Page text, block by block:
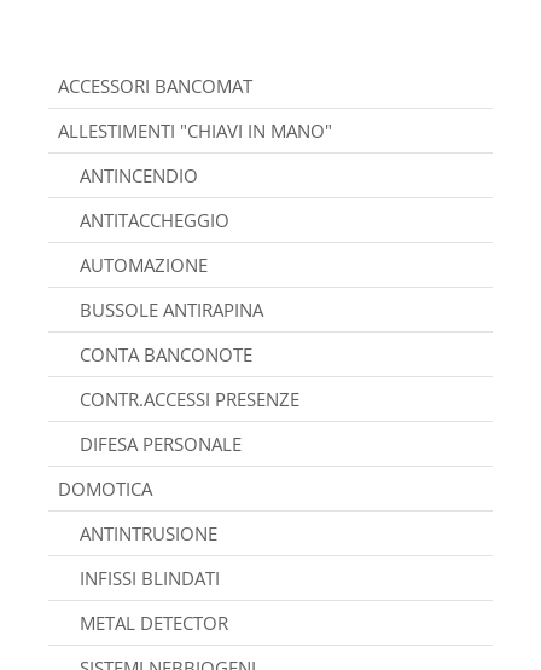
ACCESSORI BANCOMAT
ALLESTIMENTI "CHIAVI IN MANO"
ANTINCENDIO
ANTITACCHEGGIO
AUTOMAZIONE
BUSSOLE ANTIRAPINA
CONTA BANCONOTE
CONTR.ACCESSI PRESENZE
DIFESA PERSONALE
DOMOTICA
ANTINTRUSIONE
INFISSI BLINDATI
METAL DETECTOR